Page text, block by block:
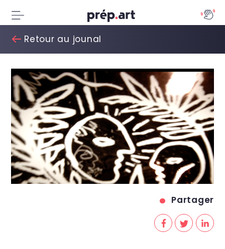
Retour au jounal
Partager